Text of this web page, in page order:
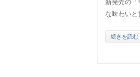
新発売の
な味わいと
続きを読む